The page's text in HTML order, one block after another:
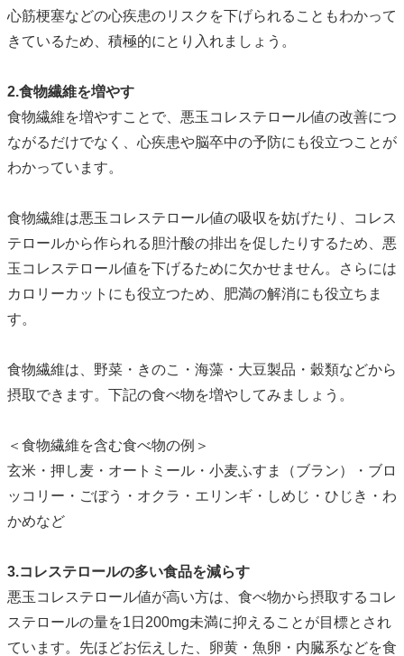
心筋梗塞などの心疾患のリスクを下げられることもわかって
きているため、積極的にとり入れましょう。
2.食物繊維を増やす
食物繊維を増やすことで、悪玉コレステロール値の改善につ
ながるだけでなく、心疾患や脳卒中の予防にも役立つことが
わかっています。
食物繊維は悪玉コレステロール値の吸収を妨げたり、コレス
テロールから作られる胆汁酸の排出を促したりするため、悪
玉コレステロール値を下げるために欠かせません。さらには
カロリーカットにも役立つため、肥満の解消にも役立ちま
す。
食物繊維は、野菜・きのこ・海藻・大豆製品・穀類などから
摂取できます。下記の食べ物を増やしてみましょう。
＜食物繊維を含む食べ物の例＞
玄米・押し麦・オートミール・小麦ふすま（ブラン）・ブロ
ッコリー・ごぼう・オクラ・エリンギ・しめじ・ひじき・わ
かめなど
3.コレステロールの多い食品を減らす
悪玉コレステロール値が高い方は、食べ物から摂取するコレ
ステロールの量を1日200mg未満に抑えることが目標とされ
ています。先ほどお伝えした、卵黄・魚卵・内臓系などを食